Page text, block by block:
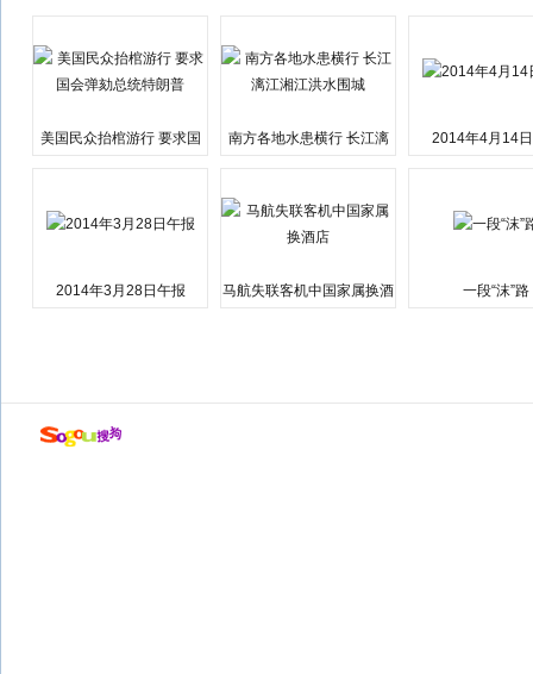
美国民众抬棺游行 要求国
南方各地水患横行 长江漓
2014年4月14
2014年3月28日午报
马航失联客机中国家属换酒
一段“沫”路